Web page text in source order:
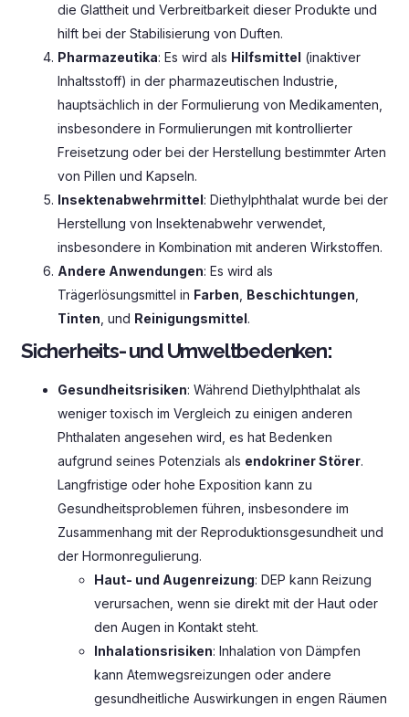
die Glattheit und Verbreitbarkeit dieser Produkte und
hilft bei der Stabilisierung von Duften.
Pharmazeutika: Es wird als Hilfsmittel (inaktiver
Inhaltsstoff) in der pharmazeutischen Industrie,
hauptsächlich in der Formulierung von Medikamenten,
insbesondere in Formulierungen mit kontrollierter
Freisetzung oder bei der Herstellung bestimmter Arten
von Pillen und Kapseln.
Insektenabwehrmittel: Diethylphthalat wurde bei der
Herstellung von Insektenabwehr verwendet,
insbesondere in Kombination mit anderen Wirkstoffen.
Andere Anwendungen: Es wird als
Trägerlösungsmittel in Farben Beschichtungen
Tinten , und Reinigungsmittel.
Sicherheits- und Umweltbedenken:
Gesundheitsrisiken: Während Diethylphthalat als
weniger toxisch im Vergleich zu einigen anderen
Phthalaten angesehen wird, es hat Bedenken
aufgrund seines Potenzials als endokriner Störer.
Langfristige oder hohe Exposition kann zu
Gesundheitsproblemen führen, insbesondere im
Zusammenhang mit der Reproduktionsgesundheit und
der Hormonregulierung.
Haut- und Augenreizung: DEP kann Reizung
verursachen, wenn sie direkt mit der Haut oder
den Augen in Kontakt steht.
Inhalationsrisiken: Inhalation von Dämpfen
kann Atemwegsreizungen oder andere
gesundheitliche Auswirkungen in engen Räumen